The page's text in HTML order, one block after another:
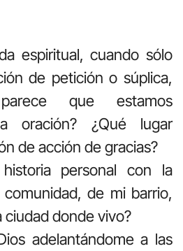
espiritual, cuando sólo
de petición o súplica,
que estamos
oración? ¿Qué lugar
de acción de gracias?
personal con la
de mi barrio,
ciudad donde vivo?
adelantándome a las